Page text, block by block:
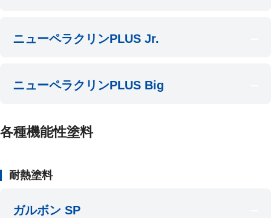
ニューペラクリンPLUS Jr.
ニューペラクリンPLUS Big
各種機能性塗料
耐熱塗料
ガルボン SP